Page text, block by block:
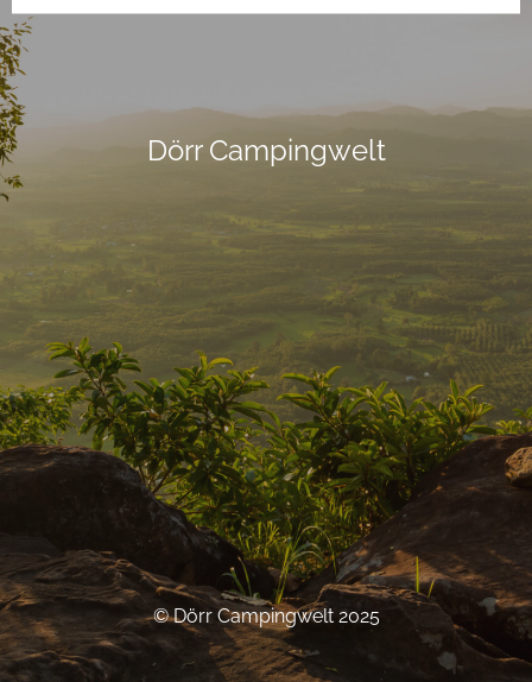
Dörr Campingwelt
© Dörr Campingwelt 2025